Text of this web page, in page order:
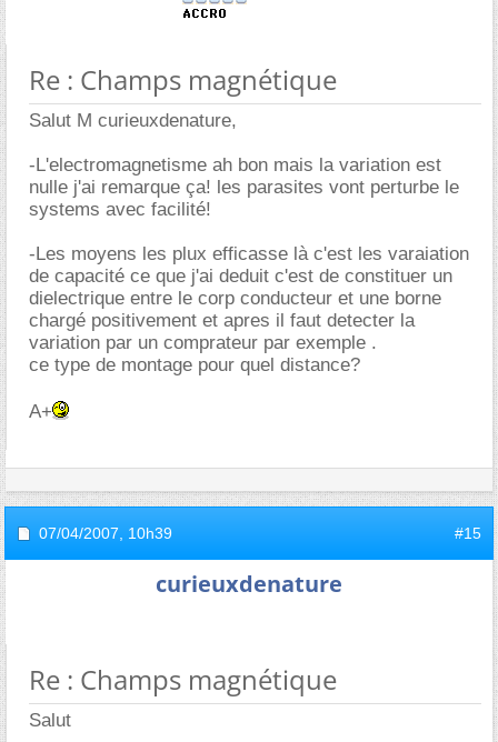
Re : Champs magnétique
Salut M curieuxdenature,
-L'electromagnetisme ah bon mais la variation est
nulle j'ai remarque ça! les parasites vont perturbe le
systems avec facilité!
-Les moyens les plux efficasse là c'est les varaiation
de capacité ce que j'ai deduit c'est de constituer un
dielectrique entre le corp conducteur et une borne
chargé positivement et apres il faut detecter la
variation par un comprateur par exemple .
ce type de montage pour quel distance?
A+
07/04/2007, 10h39 #15
curieuxdenature
Re : Champs magnétique
Salut